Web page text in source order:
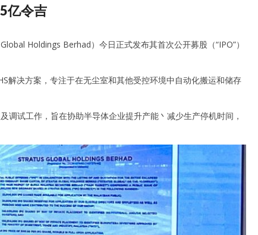
亿令吉
Holdings Berhad）今日正式发布其首次公开募股（“IPO”）
解决方案，专注于在无尘室和其他受控环境中自动化搬运和储存
试工作，旨在协助半导体企业提升产能丶减少生产停机时间，